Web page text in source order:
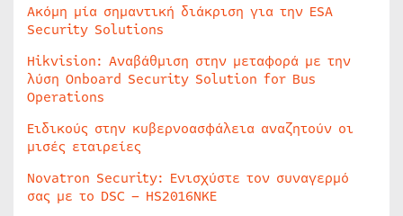
Ακόμη μία σημαντική διάκριση για την ESA
Security Solutions
Hikvision: Αναβάθμιση στην μεταφορά με την
λύση Onboard Security Solution for Bus
Operations
Ειδικούς στην κυβερνοασφάλεια αναζητούν οι
μισές εταιρείες
Novatron Security: Ενισχύστε τον συναγερμό
σας με το DSC – HS2016NKE